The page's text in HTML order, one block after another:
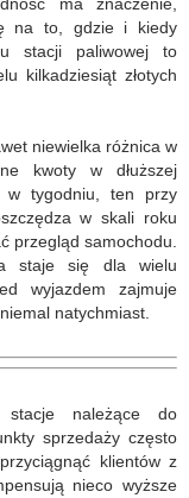
na to, gdzie i kiedy
stacji paliwowej to
kilkadziesiąt złotych
niewielka różnica w
kwoty w dłuższej
w tygodniu, ten przy
w skali roku
przegląd samochodu.
staje się dla wielu
wyjazdem zajmuje
natychmiast.
należące do
sprzedaży często
klientów z
nieco wyższe